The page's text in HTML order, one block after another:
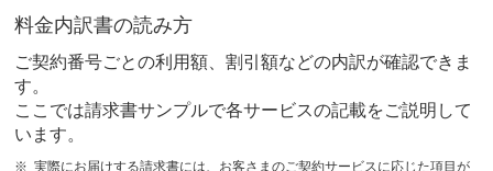
料金内訳書の読み方
ご契約番号ごとの利用額、割引額などの内訳が確認できま
す。
ここでは請求書サンプルで各サービスの記載をご説明して
います。
実際にお届けする請求書には、お客さまのご契約サービスに応じた項目が